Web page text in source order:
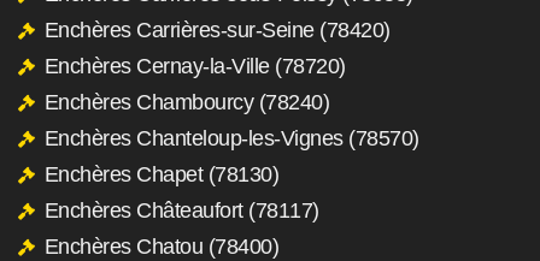
Enchères Carrières-sur-Seine (78420)
Enchères Cernay-la-Ville (78720)
Enchères Chambourcy (78240)
Enchères Chanteloup-les-Vignes (78570)
Enchères Chapet (78130)
Enchères Châteaufort (78117)
Enchères Chatou (78400)